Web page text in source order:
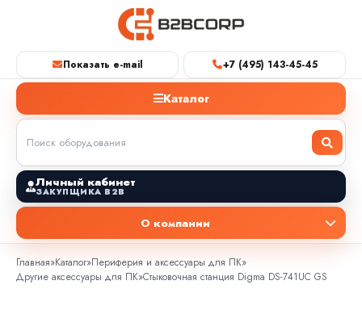
Показать e-mail +7 (495) 143-45-45
Каталог
Личный кабинет
ЗАКУПЩИКА B2B
О компании
Главная»Каталог»Периферия и аксессуары для ПК»
Другие аксессуары для ПК»Стыковочная станция Digma DS-741UC GS